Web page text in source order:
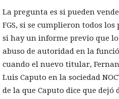
La pregunta es si pueden
FGS, si se cumplieron todos los
si hay un informe previo que
abuso de autoridad en la
cuando el nuevo titular,
Luis Caputo en la sociedad
de la que Caputo dice que dejó